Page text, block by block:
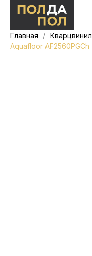
Главная Кварцвинил
Aquafloor AF2560PGCh